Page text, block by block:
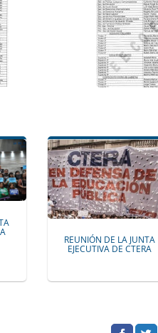
REUNIÓN DE LA JUNTA
EJECUTIVA DE CTERA